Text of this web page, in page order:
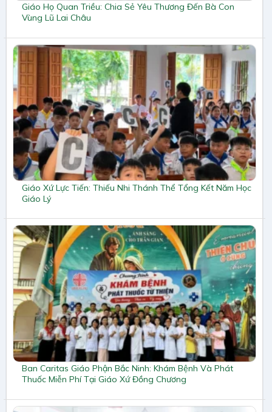
Giáo Họ Quan Triều: Chia Sẻ Yêu Thương Đến Bà Con
Vùng Lũ Lai Châu
Giáo Xứ Lực Tiến: Thiếu Nhi Thánh Thể Tổng Kết Năm Học
Giáo Lý
Ban Caritas Giáo Phận Bắc Ninh: Khám Bệnh Và Phát
Thuốc Miễn Phí Tại Giáo Xứ Đồng Chương